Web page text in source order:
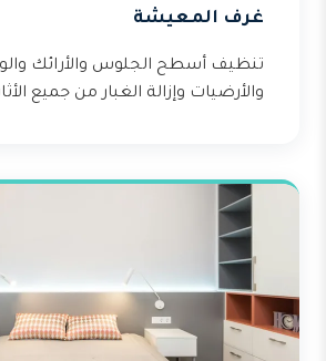
غرف المعيشة
تنظيف أسطح الجلوس والأرائك
والأرضيات وإزالة الغبار من جميع